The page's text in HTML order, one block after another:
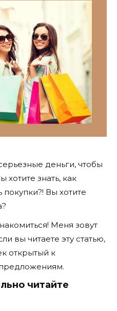
деньги, чтобы
хотите знать, как
Вы хотите
Меня зовут
вы читаете эту статью,
открытый к
читайте